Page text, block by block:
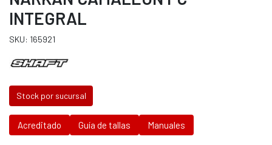
INTEGRAL
SKU: 165921
Stock por sucursal
Acreditado Guía de tallas Manuales